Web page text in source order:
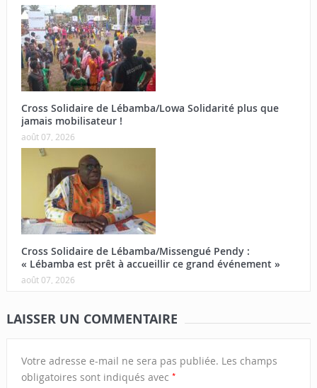
Cross Solidaire de Lébamba/Lowa Solidarité plus que
jamais mobilisateur !
août 07, 2026
Cross Solidaire de Lébamba/Missengué Pendy :
« Lébamba est prêt à accueillir ce grand événement »
août 07, 2026
LAISSER UN COMMENTAIRE
Votre adresse e-mail ne sera pas publiée. Les champs
obligatoires sont indiqués avec *